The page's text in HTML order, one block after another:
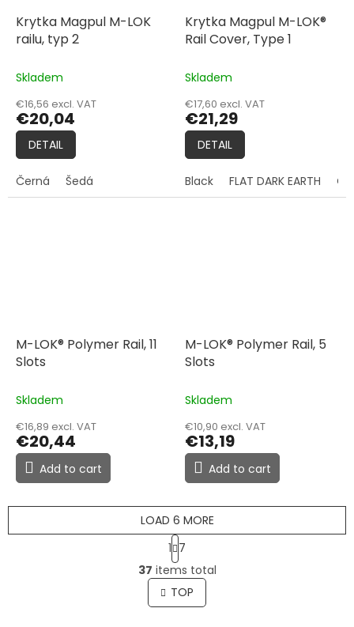
Krytka Magpul M-LOK
railu, typ 2
Skladem
€16,56 excl. VAT
€20,04
DETAIL
Černá Šedá
Krytka Magpul M-LOK®
Rail Cover, Type 1
Skladem
€17,60 excl. VAT
€21,29
DETAIL
Black FLAT DARK EARTH
M-LOK® Polymer Rail, 11
Slots
Skladem
€16,89 excl. VAT
€20,44
Add to cart
M-LOK® Polymer Rail, 5
Slots
Skladem
€10,90 excl. VAT
€13,19
Add to cart
L
i
s
t
LOAD 6 MORE
P
a
g
i
n
a
1 7
37 items total
TOP